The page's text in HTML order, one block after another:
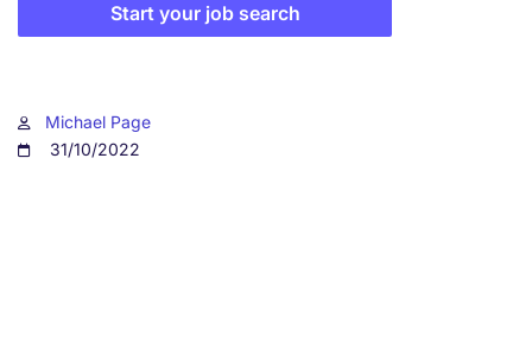
Start your job search
Michael Page
31/10/2022